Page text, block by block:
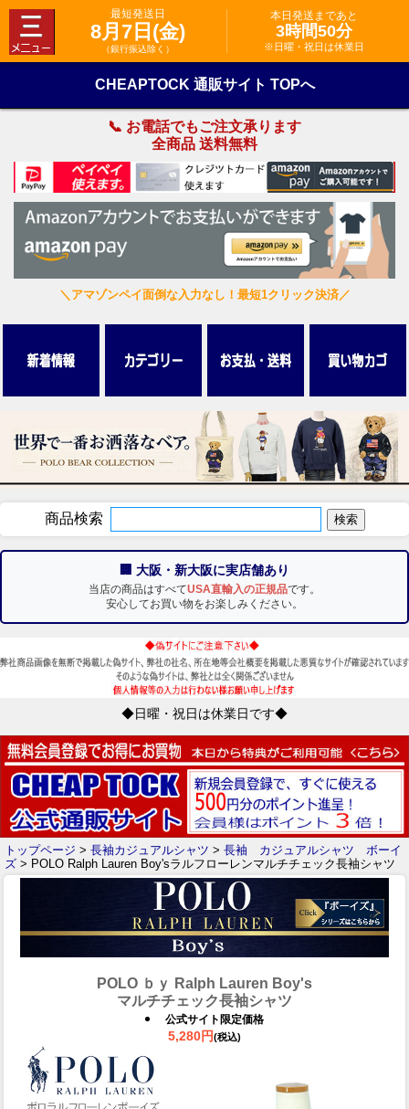
最短発送日
8月7日(金)
（銀行振込除く）
本日発送まであと
3時間50分
※日曜・祝日は休業日
CHEAPTOCK 通販サイト TOPへ
📞 お電話でもご注文承ります
全商品 送料無料
＼アマゾンペイ面倒な入力なし！最短1クリック決済／
商品検索
🏢 大阪・新大阪に実店舗あり
当店の商品はすべてUSA直輸入の正規品です。
安心してお買い物をお楽しみください。
◆日曜・祝日は休業日です◆
トップページ > 長袖カジュアルシャツ > 長袖 カジュアルシャツ ボーイ
ズ > POLO Ralph Lauren Boy'sラルフローレンマルチチェック長袖シャツ
POLO ｂｙ Ralph Lauren Boy's
マルチチェック長袖シャツ
公式サイト限定価格
5,280円(税込)